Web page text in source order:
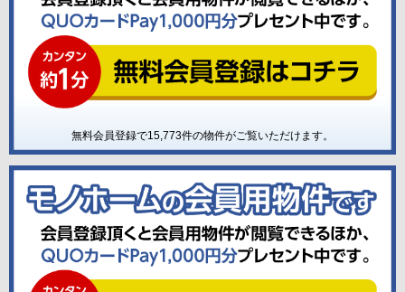
無料会員登録で15,773件の物件がご覧いただけます。